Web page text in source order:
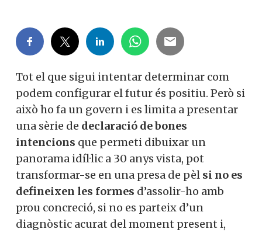
Tot el que sigui intentar determinar com
podem configurar el futur és positiu. Però si
això ho fa un govern i es limita a presentar
una sèrie de declaració de bones
intencions que permeti dibuixar un
panorama idíl·lic a 30 anys vista, pot
transformar-se en una presa de pèl si no es
defineixen les formes d’assolir-ho amb
prou concreció, si no es parteix d’un
diagnòstic acurat del moment present i,